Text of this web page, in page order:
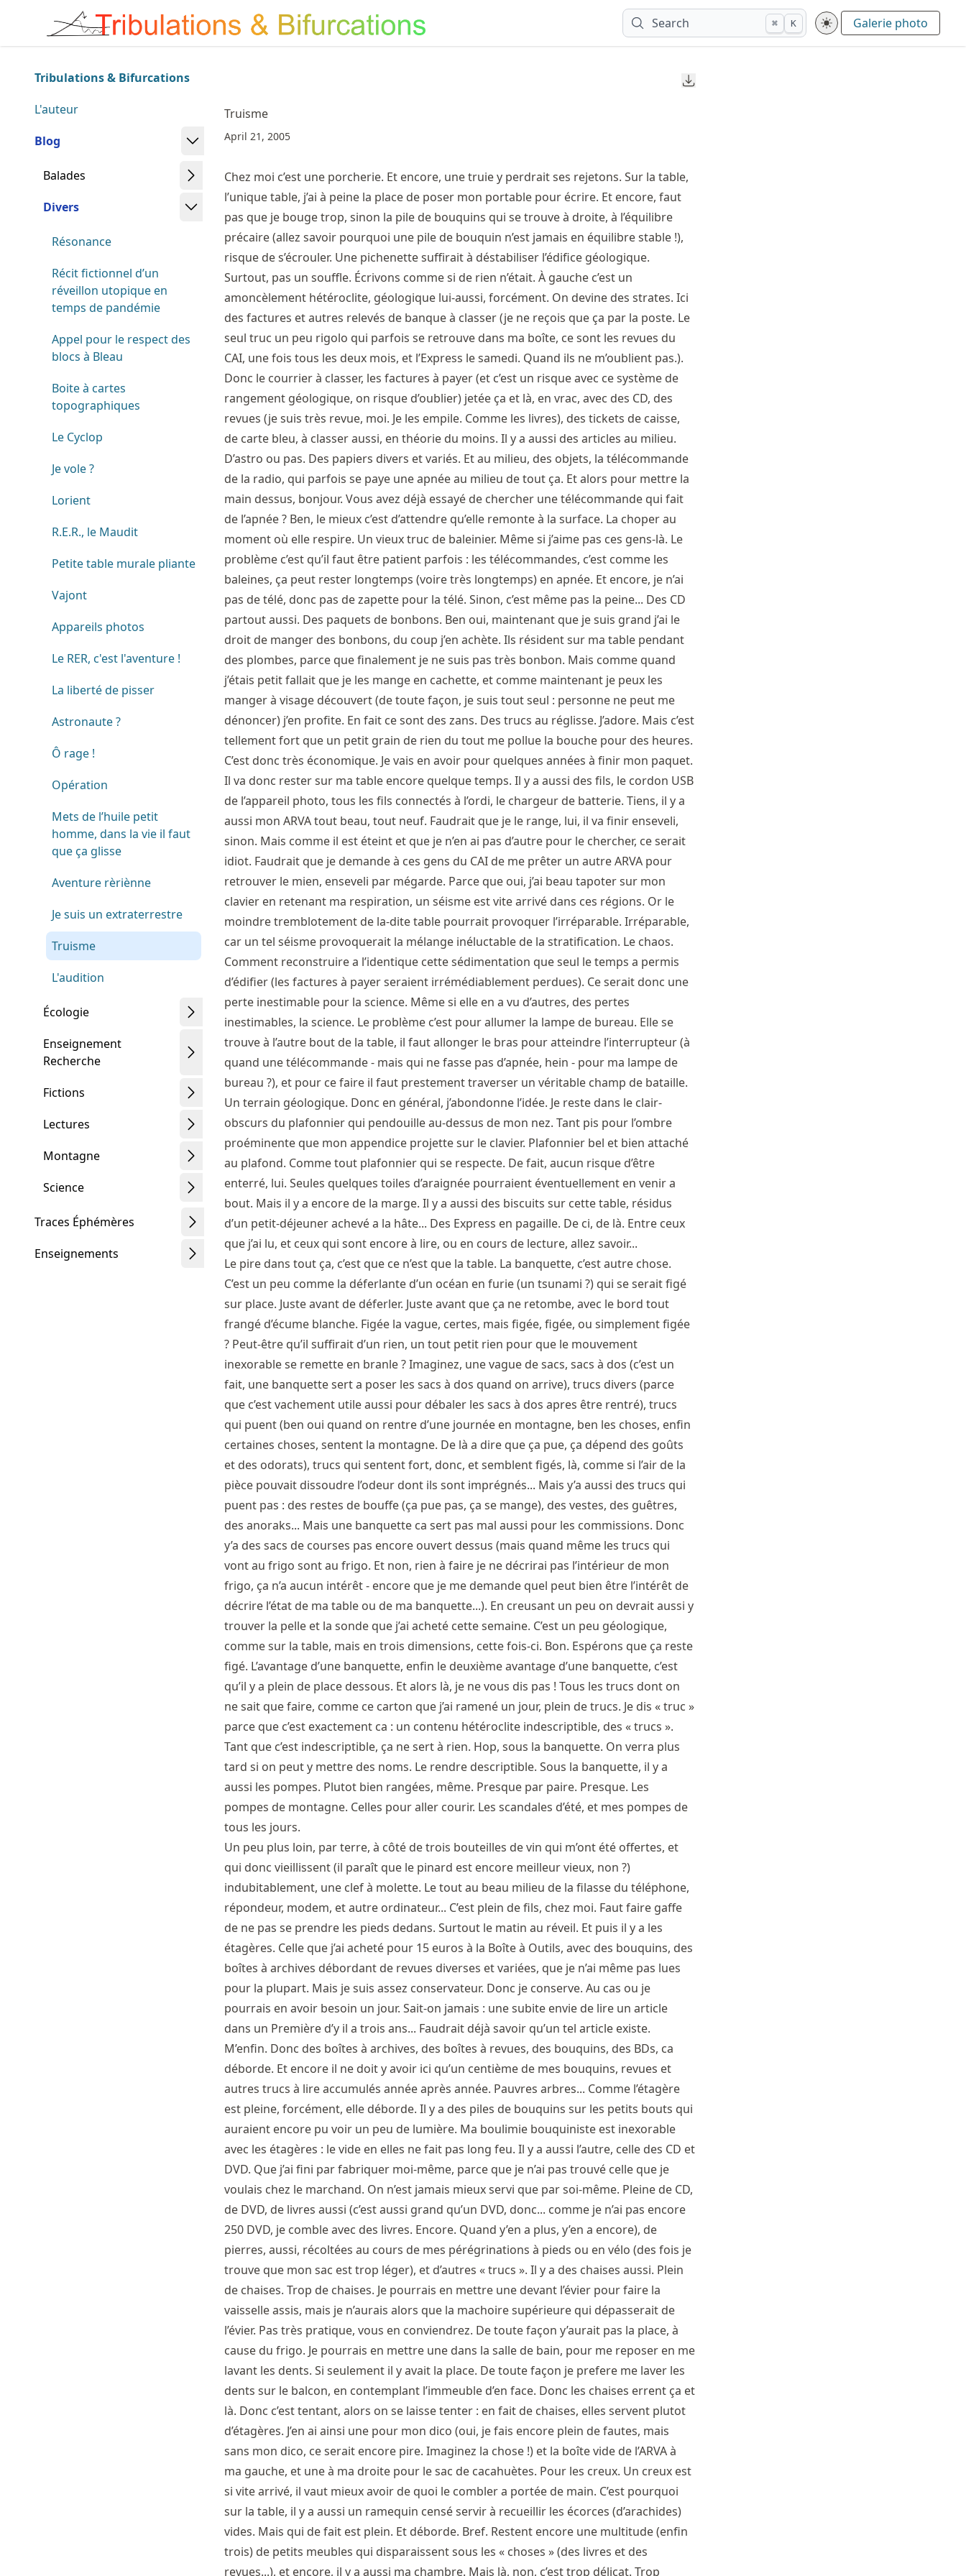
article
content
Made with MyST Search ⌘ K Galerie photo
Tribulations & Bifurcations
L'auteur
Blog
Balades
Divers
Résonance
Récit fictionnel d’un
réveillon utopique en
temps de pandémie
Appel pour le respect des
blocs à Bleau
Boite à cartes
topographiques
Le Cyclop
Je vole ?
Lorient
R.E.R., le Maudit
Petite table murale pliante
Vajont
Appareils photos
Le RER, c'est l'aventure !
La liberté de pisser
Astronaute ?
Ô rage !
Opération
Mets de l’huile petit
homme, dans la vie il faut
que ça glisse
Aventure rèriènne
Je suis un extraterrestre
Truisme
L'audition
Écologie
Enseignement
Recherche
Fictions
Lectures
Montagne
Science
Traces Éphémères
Enseignements
Downloads
Truisme
April 21, 2005
Chez moi c’est une porcherie. Et encore, une truie y perdrait ses rejetons. Sur la table,
l’unique table, j’ai à peine la place de poser mon portable pour écrire. Et encore, faut
pas que je bouge trop, sinon la pile de bouquins qui se trouve à droite, à l’équilibre
précaire (allez savoir pourquoi une pile de bouquin n’est jamais en équilibre stable !),
risque de s’écrouler. Une pichenette suffirait à déstabiliser l’édifice géologique.
Surtout, pas un souffle. Écrivons comme si de rien n’était. À gauche c’est un
amoncèlement hétéroclite, géologique lui-aussi, forcément. On devine des strates. Ici
des factures et autres relevés de banque à classer (je ne reçois que ça par la poste. Le
seul truc un peu rigolo qui parfois se retrouve dans ma boîte, ce sont les revues du
CAI, une fois tous les deux mois, et l’Express le samedi. Quand ils ne m’oublient pas.).
Donc le courrier à classer, les factures à payer (et c’est un risque avec ce système de
rangement géologique, on risque d’oublier) jetée ça et là, en vrac, avec des CD, des
revues (je suis très revue, moi. Je les empile. Comme les livres), des tickets de caisse,
de carte bleu, à classer aussi, en théorie du moins. Il y a aussi des articles au milieu.
D’astro ou pas. Des papiers divers et variés. Et au milieu, des objets, la télécommande
de la radio, qui parfois se paye une apnée au milieu de tout ça. Et alors pour mettre la
main dessus, bonjour. Vous avez déjà essayé de chercher une télécommande qui fait
de l’apnée ? Ben, le mieux c’est d’attendre qu’elle remonte à la surface. La choper au
moment où elle respire. Un vieux truc de baleinier. Même si j’aime pas ces gens-là. Le
problème c’est qu’il faut être patient parfois : les télécommandes, c’est comme les
baleines, ça peut rester longtemps (voire très longtemps) en apnée. Et encore, je n’ai
pas de télé, donc pas de zapette pour la télé. Sinon, c’est même pas la peine... Des CD
partout aussi. Des paquets de bonbons. Ben oui, maintenant que je suis grand j’ai le
droit de manger des bonbons, du coup j’en achète. Ils résident sur ma table pendant
des plombes, parce que finalement je ne suis pas très bonbon. Mais comme quand
j’étais petit fallait que je les mange en cachette, et comme maintenant je peux les
manger à visage découvert (de toute façon, je suis tout seul : personne ne peut me
dénoncer) j’en profite. En fait ce sont des zans. Des trucs au réglisse. J’adore. Mais c’est
tellement fort que un petit grain de rien du tout me pollue la bouche pour des heures.
C’est donc très économique. Je vais en avoir pour quelques années à finir mon paquet.
Il va donc rester sur ma table encore quelque temps. Il y a aussi des fils, le cordon USB
de l’appareil photo, tous les fils connectés à l’ordi, le chargeur de batterie. Tiens, il y a
aussi mon ARVA tout beau, tout neuf. Faudrait que je le range, lui, il va finir enseveli,
sinon. Mais comme il est éteint et que je n’en ai pas d’autre pour le chercher, ce serait
idiot. Faudrait que je demande à ces gens du CAI de me prêter un autre ARVA pour
retrouver le mien, enseveli par mégarde. Parce que oui, j’ai beau tapoter sur mon
clavier en retenant ma respiration, un séisme est vite arrivé dans ces régions. Or le
moindre tremblotement de la-dite table pourrait provoquer l’irréparable. Irréparable,
car un tel séisme provoquerait la mélange inéluctable de la stratification. Le chaos.
Comment reconstruire a l’identique cette sédimentation que seul le temps a permis
d’édifier (les factures à payer seraient irrémédiablement perdues). Ce serait donc une
perte inestimable pour la science. Même si elle en a vu d’autres, des pertes
inestimables, la science. Le problème c’est pour allumer la lampe de bureau. Elle se
trouve à l’autre bout de la table, il faut allonger le bras pour atteindre l’interrupteur (à
quand une télécommande - mais qui ne fasse pas d’apnée, hein - pour ma lampe de
bureau ?), et pour ce faire il faut prestement traverser un véritable champ de bataille.
Un terrain géologique. Donc en général, j’abondonne l’idée. Je reste dans le clair-
obscurs du plafonnier qui pendouille au-dessus de mon nez. Tant pis pour l’ombre
proéminente que mon appendice projette sur le clavier. Plafonnier bel et bien attaché
au plafond. Comme tout plafonnier qui se respecte. De fait, aucun risque d’être
enterré, lui. Seules quelques toiles d’araignée pourraient éventuellement en venir a
bout. Mais il y a encore de la marge. Il y a aussi des biscuits sur cette table, résidus
d’un petit-déjeuner achevé a la hâte... Des Express en pagaille. De ci, de là. Entre ceux
que j’ai lu, et ceux qui sont encore à lire, ou en cours de lecture, allez savoir...
Le pire dans tout ça, c’est que ce n’est que la table. La banquette, c’est autre chose.
C’est un peu comme la déferlante d’un océan en furie (un tsunami ?) qui se serait figé
sur place. Juste avant de déferler. Juste avant que ça ne retombe, avec le bord tout
frangé d’écume blanche. Figée la vague, certes, mais figée, figée, ou simplement figée
? Peut-être qu’il suffirait d’un rien, un tout petit rien pour que le mouvement
inexorable se remette en branle ? Imaginez, une vague de sacs, sacs à dos (c’est un
fait, une banquette sert a poser les sacs à dos quand on arrive), trucs divers (parce
que c’est vachement utile aussi pour débaler les sacs à dos apres être rentré), trucs
qui puent (ben oui quand on rentre d’une journée en montagne, ben les choses, enfin
certaines choses, sentent la montagne. De là a dire que ça pue, ça dépend des goûts
et des odorats), trucs qui sentent fort, donc, et semblent figés, là, comme si l’air de la
pièce pouvait dissoudre l’odeur dont ils sont imprégnés... Mais y’a aussi des trucs qui
puent pas : des restes de bouffe (ça pue pas, ça se mange), des vestes, des guêtres,
des anoraks... Mais une banquette ca sert pas mal aussi pour les commissions. Donc
y’a des sacs de courses pas encore ouvert dessus (mais quand même les trucs qui
vont au frigo sont au frigo. Et non, rien à faire je ne décrirai pas l’intérieur de mon
frigo, ça n’a aucun intérêt - encore que je me demande quel peut bien être l’intérêt de
décrire l’état de ma table ou de ma banquette...). En creusant un peu on devrait aussi y
trouver la pelle et la sonde que j’ai acheté cette semaine. C’est un peu géologique,
comme sur la table, mais en trois dimensions, cette fois-ci. Bon. Espérons que ça reste
figé. L’avantage d’une banquette, enfin le deuxième avantage d’une banquette, c’est
qu’il y a plein de place dessous. Et alors là, je ne vous dis pas ! Tous les trucs dont on
ne sait que faire, comme ce carton que j’ai ramené un jour, plein de trucs. Je dis « truc »
parce que c’est exactement ca : un contenu hétéroclite indescriptible, des « trucs ».
Tant que c’est indescriptible, ça ne sert à rien. Hop, sous la banquette. On verra plus
tard si on peut y mettre des noms. Le rendre descriptible. Sous la banquette, il y a
aussi les pompes. Plutot bien rangées, même. Presque par paire. Presque. Les
pompes de montagne. Celles pour aller courir. Les scandales d’été, et mes pompes de
tous les jours.
Un peu plus loin, par terre, à côté de trois bouteilles de vin qui m’ont été offertes, et
qui donc vieillissent (il paraît que le pinard est encore meilleur vieux, non ?)
indubitablement, une clef à molette. Le tout au beau milieu de la filasse du téléphone,
répondeur, modem, et autre ordinateur... C’est plein de fils, chez moi. Faut faire gaffe
de ne pas se prendre les pieds dedans. Surtout le matin au réveil. Et puis il y a les
étagères. Celle que j’ai acheté pour 15 euros à la Boîte à Outils, avec des bouquins, des
boîtes à archives débordant de revues diverses et variées, que je n’ai même pas lues
pour la plupart. Mais je suis assez conservateur. Donc je conserve. Au cas ou je
pourrais en avoir besoin un jour. Sait-on jamais : une subite envie de lire un article
dans un Première d’y il a trois ans... Faudrait déjà savoir qu’un tel article existe.
M’enfin. Donc des boîtes à archives, des boîtes à revues, des bouquins, des BDs, ca
déborde. Et encore il ne doit y avoir ici qu’un centième de mes bouquins, revues et
autres trucs à lire accumulés année après année. Pauvres arbres... Comme l’étagère
est pleine, forcément, elle déborde. Il y a des piles de bouquins sur les petits bouts qui
auraient encore pu voir un peu de lumière. Ma boulimie bouquiniste est inexorable
avec les étagères : le vide en elles ne fait pas long feu. Il y a aussi l’autre, celle des CD et
DVD. Que j’ai fini par fabriquer moi-même, parce que je n’ai pas trouvé celle que je
voulais chez le marchand. On n’est jamais mieux servi que par soi-même. Pleine de CD,
de DVD, de livres aussi (c’est aussi grand qu’un DVD, donc... comme je n’ai pas encore
250 DVD, je comble avec des livres. Encore. Quand y’en a plus, y’en a encore), de
pierres, aussi, récoltées au cours de mes pérégrinations à pieds ou en vélo (des fois je
trouve que mon sac est trop léger), et d’autres « trucs ». Il y a des chaises aussi. Plein
de chaises. Trop de chaises. Je pourrais en mettre une devant l’évier pour faire la
vaisselle assis, mais je n’aurais alors que la machoire supérieure qui dépasserait de
l’évier. Pas très pratique, vous en conviendrez. De toute façon y’aurait pas la place, à
cause du frigo. Je pourrais en mettre une dans la salle de bain, pour me reposer en me
lavant les dents. Si seulement il y avait la place. De toute façon je prefere me laver les
dents sur le balcon, en contemplant l’immeuble d’en face. Donc les chaises errent ça et
là. Donc c’est tentant, alors on se laisse tenter : en fait de chaises, elles servent plutot
d’étagères. J’en ai ainsi une pour mon dico (oui, je fais encore plein de fautes, mais
sans mon dico, ce serait encore pire. Imaginez la chose !) et la boîte vide de l’ARVA à
ma gauche, et une à ma droite pour le sac de cacahuètes. Pour les creux. Un creux est
si vite arrivé, il vaut mieux avoir de quoi le combler a portée de main. C’est pourquoi
sur la table, il y a aussi un ramequin censé servir à recueillir les écorces (d’arachides)
vides. Mais qui de fait est plein. Et déborde. Bref. Restent encore une multitude (enfin
trois) de petits meubles qui disparaissent sous les « choses » (des livres et des
revues...), et encore, il y a aussi ma chambre. Mais là, non, c’est trop délicat. Trop